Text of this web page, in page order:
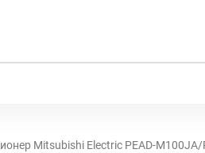
Mitsubishi Electric PEAD-M100JA/